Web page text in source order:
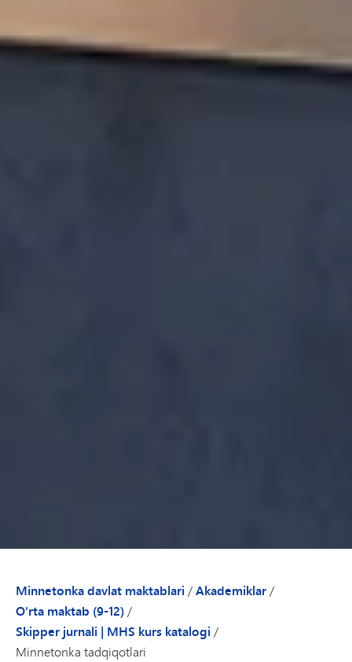
Minnetonka davlat maktablari /Akademiklar/
O'rta maktab (9-12)/
Skipper jurnali | MHS kurs katalogi /
Minnetonka tadqiqotlari